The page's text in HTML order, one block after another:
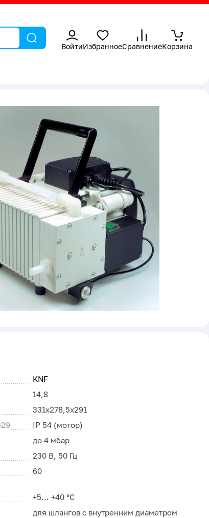
ВойтиИзбранноеСравнениеКорзина
KNF
14,8
331x278,5x291
IP 54 (мотор)
до 4 мбар
230 В, 50 Гц
60
+5... +40 °С
для шлангов с внутренним диаметром